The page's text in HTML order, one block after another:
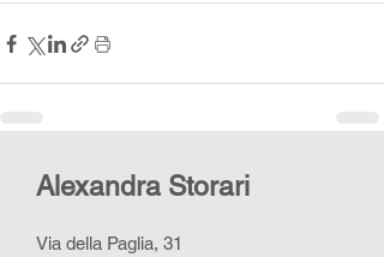
Alexandra Storari
Via della Paglia, 31